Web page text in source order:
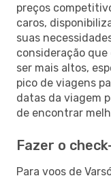
preços
caros,
suas
consideração que
ser mais altos,
pico de viagens
datas da viagem
de encontrar
Fazer o
Para voos de